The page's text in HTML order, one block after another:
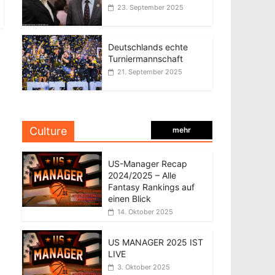
23. September 2025
Deutschlands echte
Turniermannschaft
21. September 2025
Culture mehr
US-Manager Recap
2024/2025 – Alle
Fantasy Rankings auf
einen Blick
14. Oktober 2025
US MANAGER 2025 IST
LIVE
3. Oktober 2025